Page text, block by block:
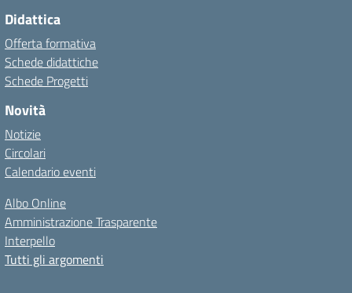
Didattica
Offerta formativa
Schede didattiche
Schede Progetti
Novità
Notizie
Circolari
Calendario eventi
Albo Online
Amministrazione Trasparente
Interpello
Tutti gli argomenti